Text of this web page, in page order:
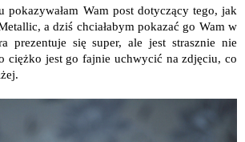
pokazywałam Wam post dotyczący tego, jak
a dziś chciałabym pokazać go Wam w
prezentuje się super, ale jest strasznie nie
ciężko jest go fajnie uchwycić na zdjęciu, co